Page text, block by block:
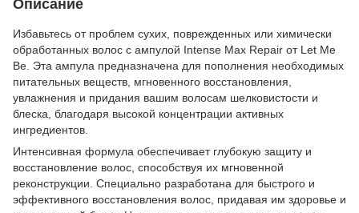
Описание
Избавьтесь от проблем сухих, поврежденных или химически
обработанных волос с ампулой Intense Max Repair от Let Me
Be. Эта ампула предназначена для пополнения необходимых
питательных веществ, мгновенного восстановления,
увлажнения и придания вашим волосам шелковистости и
блеска, благодаря высокой концентрации активных
ингредиентов.
Интенсивная формула обеспечивает глубокую защиту и
восстановление волос, способствуя их мгновенной
реконструкции. Специально разработана для быстрого и
эффективного восстановления волос, придавая им здоровье и